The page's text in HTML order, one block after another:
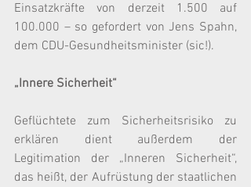
Einsatzkräfte von derzeit 1.500 auf
100.000 – so gefordert von Jens Spahn,
dem CDU-Gesundheitsminister (sic!).
„Innere Sicherheit“
Geflüchtete zum Sicherheitsrisiko zu
erklären dient außerdem der
Legitimation der „Inneren Sicherheit“,
das heißt, der Aufrüstung der staatlichen